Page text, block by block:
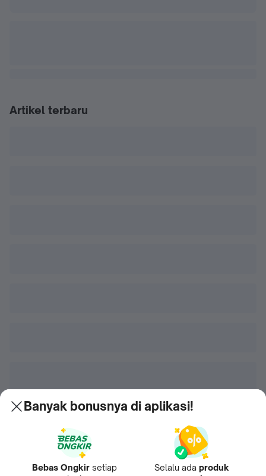
Artikel terbaru
Banyak bonusnya di aplikasi!
Bebas Ongkir setiap
Selalu ada produk